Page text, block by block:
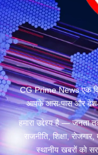
CG Prime News एक
आपके आस-पास और देश-
हमारा उद्देश्य है — जनता
राजनीति, शिक्षा,
स्थानीय खबरों को